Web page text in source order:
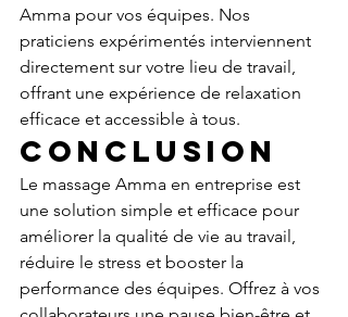
Amma pour vos équipes. Nos
praticiens expérimentés interviennent
directement sur votre lieu de travail,
offrant une expérience de relaxation
efficace et accessible à tous.
Conclusion
Le massage Amma en entreprise est
une solution simple et efficace pour
améliorer la qualité de vie au travail,
réduire le stress et booster la
performance des équipes. Offrez à vos